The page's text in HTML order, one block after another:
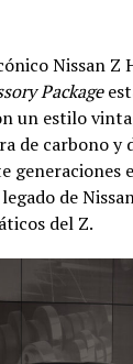
Nissan Z
Package
un estilo
de carbono y
generaciones
de
del Z.